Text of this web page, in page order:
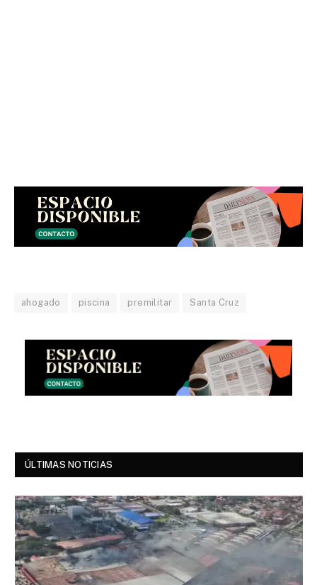
ahogado piscina premilitar Santa Cruz
ÚLTIMAS NOTICIAS